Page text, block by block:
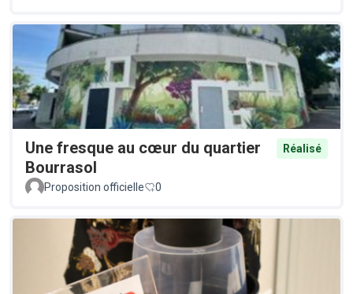
Une fresque au cœur du quartier
Bourrasol
Réalisé
Proposition officielle 0